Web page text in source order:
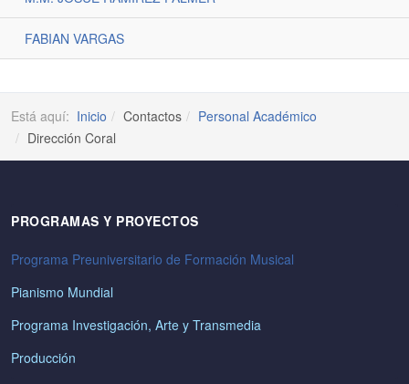
FABIAN VARGAS
Está aquí: Inicio Contactos
Personal Académico
Dirección Coral
PROGRAMAS Y PROYECTOS
Programa Preuniversitario de Formación Musical
Pianismo Mundial
Programa Investigación, Arte y Transmedia
Producción